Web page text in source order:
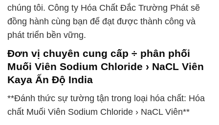
chúng tôi. Công ty Hóa Chất Đắc Trường Phát sẽ
đồng hành cùng bạn để đạt được thành công và
phát triển bền vững.
Đơn vị chuyên cung cấp ÷ phân phối
Muối Viên Sodium Chloride › NaCL Viên
Kaya Ấn Độ India
**Đánh thức sự tường tận trong loại hóa chất: Hóa
chất Muối Viên Sodium Chloride › NaCL Viên**